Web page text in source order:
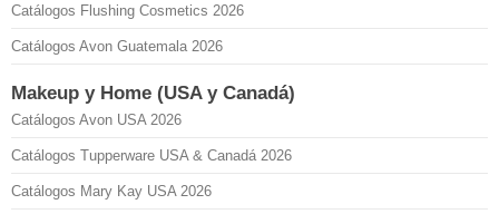
Catálogos Flushing Cosmetics 2026
Catálogos Avon Guatemala 2026
Makeup y Home (USA y Canadá)
Catálogos Avon USA 2026
Catálogos Tupperware USA & Canadá 2026
Catálogos Mary Kay USA 2026